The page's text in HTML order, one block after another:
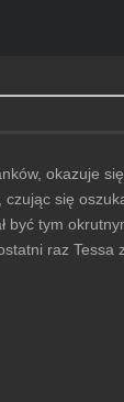
okazuje
się
być tym
raz Tessa